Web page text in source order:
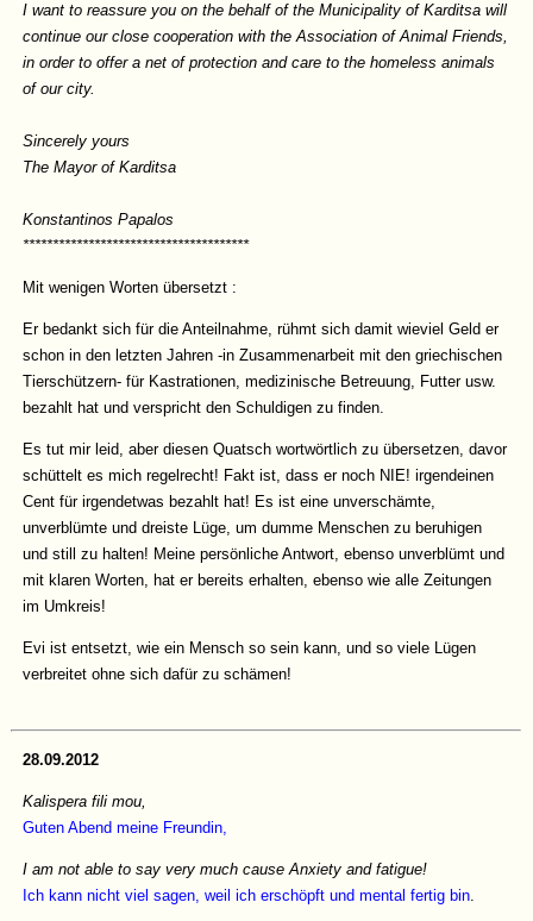
I want to reassure you on the behalf of the Municipality of Karditsa will
continue our close cooperation with the Association of Animal Friends,
in order to offer a net of protection and care to the homeless animals
of our city.
Sincerely yours
The Mayor of Karditsa
Konstantinos Papalos
**************************************
Mit wenigen Worten übersetzt :
Er bedankt sich für die Anteilnahme, rühmt sich damit wieviel Geld er
schon in den letzten Jahren -in Zusammenarbeit mit den griechischen
Tierschützern- für Kastrationen, medizinische Betreuung, Futter usw.
bezahlt hat und verspricht den Schuldigen zu finden.
Es tut mir leid, aber diesen Quatsch wortwörtlich zu übersetzen, davor
schüttelt es mich regelrecht! Fakt ist, dass er noch NIE! irgendeinen
Cent für irgendetwas bezahlt hat! Es ist eine unverschämte,
unverblümte und dreiste Lüge, um dumme Menschen zu beruhigen
und still zu halten! Meine persönliche Antwort, ebenso unverblümt und
mit klaren Worten, hat er bereits erhalten, ebenso wie alle Zeitungen
im Umkreis!
Evi ist entsetzt, wie ein Mensch so sein kann, und so viele Lügen
verbreitet ohne sich dafür zu schämen!
28.09.2012
Kalispera fili mou,
Guten Abend meine Freundin,
I am not able to say very much cause Anxiety and fatigue!
Ich kann nicht viel sagen, weil ich erschöpft und mental fertig bin.